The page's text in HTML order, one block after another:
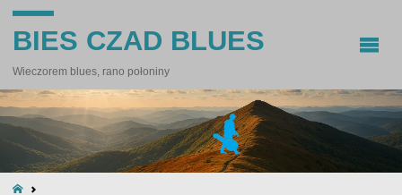
BIES CZAD BLUES
Wieczorem blues, rano połoniny
STRONA